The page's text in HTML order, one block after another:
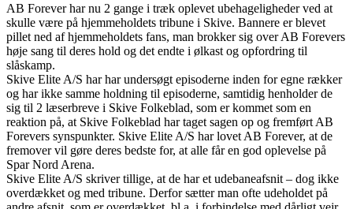
AB Forever har nu 2 gange i træk oplevet ubehageligheder ved at
skulle være på hjemmeholdets tribune i Skive. Bannere er blevet
pillet ned af hjemmeholdets fans, man brokker sig over AB Forevers
høje sang til deres hold og det endte i ølkast og opfordring til
slåskamp.
Skive Elite A/S har har undersøgt episoderne inden for egne rækker
og har ikke samme holdning til episoderne, samtidig henholder de
sig til 2 læserbreve i Skive Folkeblad, som er kommet som en
reaktion på, at Skive Folkeblad har taget sagen op og fremført AB
Forevers synspunkter. Skive Elite A/S har lovet AB Forever, at de
fremover vil gøre deres bedste for, at alle får en god oplevelse på
Spar Nord Arena.
Skive Elite A/S skriver tillige, at de har et udebaneafsnit – dog ikke
overdækket og med tribune. Derfor sætter man ofte udeholdet på